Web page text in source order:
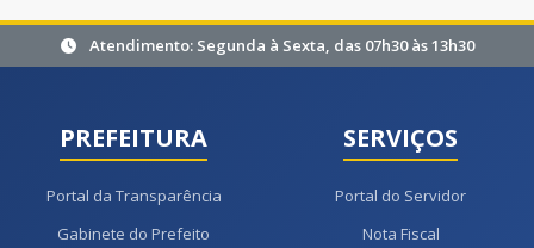
Atendimento: Segunda à Sexta, das 07h30 às 13h30
PREFEITURA
Portal da Transparência
Gabinete do Prefeito
SERVIÇOS
Portal do Servidor
Nota Fiscal